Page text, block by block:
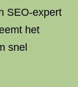
SEO-expert
het
snel